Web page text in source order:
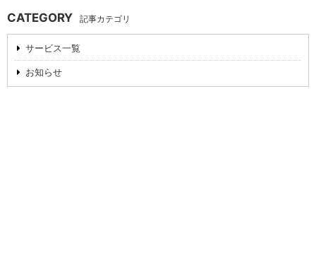
CATEGORY 記事カテゴリ
サービス一覧
お知らせ